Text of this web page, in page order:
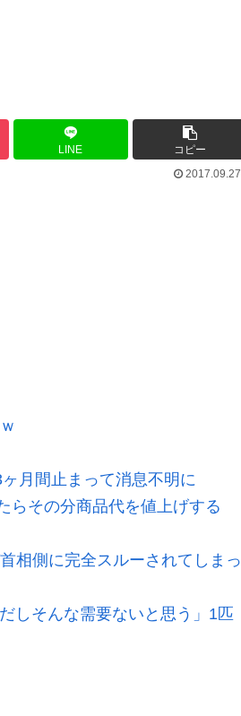
LINE
コピー
2017.09.27
月間止まって消息不明に
らその分商品代を値上げする
相側に完全スルーされてしまっ
しそんな需要ないと思う」1匹